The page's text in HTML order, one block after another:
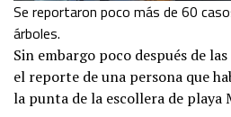
Se reportaron poco más de 60
árboles.
Sin embargo poco después de
el reporte de una persona que
la punta de la escollera de playa